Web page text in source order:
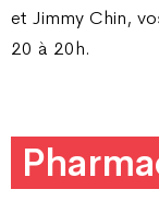
et Jimmy Chin,
20 à 20h.